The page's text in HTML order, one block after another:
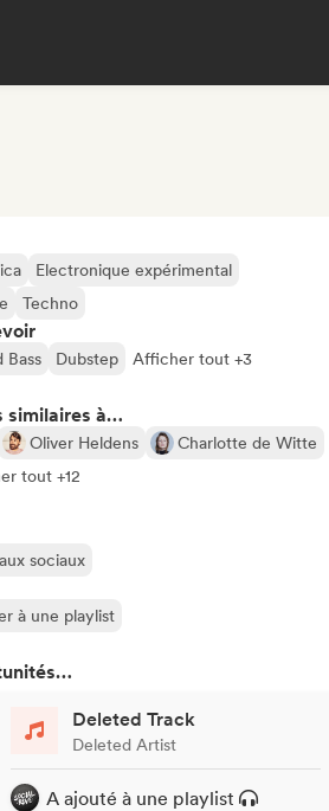
Electronique expérimental
Techno
Bass Dubstep Afficher tout +3
similaires à…
Oliver Heldens
Charlotte de Witte
tout +12
sociaux
à une playlist
Deleted Track
Deleted Artist
A ajouté à une playlist